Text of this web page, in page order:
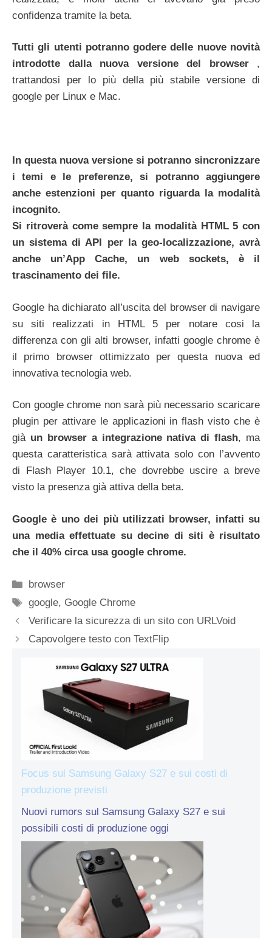
confidenza tramite la beta.
Tutti gli utenti potranno godere delle nuove novità
introdotte dalla nuova versione del browser,
trattandosi per lo più della più stabile versione di
google per Linux e Mac.
In questa nuova versione si potranno sincronizzare
i temi e le preferenze, si potranno aggiungere
anche estenzioni per quanto riguarda la modalità
incognito.
Si ritroverà come sempre la modalità HTML 5 con
un sistema di API per la geo-localizzazione, avrà
anche un’App Cache, un web sockets, è il
trascinamento dei file.
Google ha dichiarato all’uscita del browser di navigare
su siti realizzati in HTML 5 per notare cosi la
differenza con gli alti browser, infatti google chrome è
il primo browser ottimizzato per questa nuova ed
innovativa tecnologia web.
Con google chrome non sarà più necessario scaricare
plugin per attivare le applicazioni in flash visto che è
già un browser a integrazione nativa di flash, ma
questa caratteristica sarà attivata solo con l’avvento
di Flash Player 10.1, che dovrebbe uscire a breve
visto la presenza già attiva della beta.
Google è uno dei più utilizzati browser, infatti su
una media effettuate su decine di siti è risultato
che il 40% circa usa google chrome.
Categorie
browser
Tag
google, Google Chrome
Verificare la sicurezza di un sito con URLVoid
Capovolgere testo con TextFlip
Focus sul Samsung Galaxy S27 e sui costi di
produzione previsti
Nuovi rumors sul Samsung Galaxy S27 e sui
possibili costi di produzione oggi